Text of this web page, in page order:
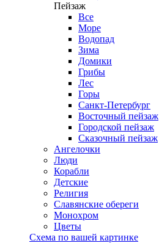
Пейзаж
Все
Море
Водопад
Зима
Домики
Грибы
Лес
Горы
Санкт-Петербург
Восточный пейзаж
Городской пейзаж
Сказочный пейзаж
Ангелочки
Люди
Корабли
Детские
Религия
Славянские обереги
Монохром
Цветы
Схема по вашей картинке